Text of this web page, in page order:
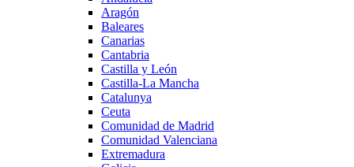
Aragón
Baleares
Canarias
Cantabria
Castilla y León
Castilla-La Mancha
Catalunya
Ceuta
Comunidad de Madrid
Comunidad Valenciana
Extremadura